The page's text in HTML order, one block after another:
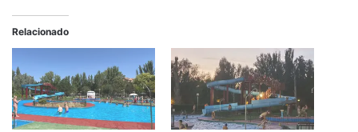
Relacionado